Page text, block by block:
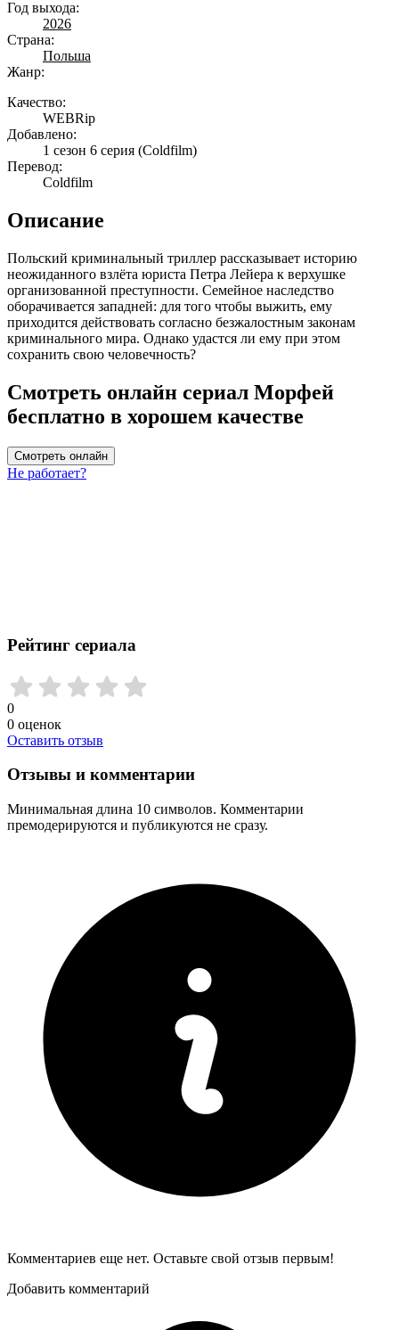
Год выхода:
2026
Страна:
Польша
Жанр:
Качество:
WEBRip
Добавлено:
1 сезон 6 серия (Coldfilm)
Перевод:
Coldfilm
Описание
Польский криминальный триллер рассказывает историю
неожиданного взлёта юриста Петра Лейера к верхушке
организованной преступности. Семейное наследство
оборачивается западней: для того чтобы выжить, ему
приходится действовать согласно безжалостным законам
криминального мира. Однако удастся ли ему при этом
сохранить свою человечность?
Смотреть онлайн сериал Морфей
бесплатно в хорошем качестве
Смотреть онлайн
Не работает?
Рейтинг сериала
0
0 оценок
Оставить отзыв
Отзывы и комментарии
Минимальная длина 10 символов. Комментарии
премодерируются и публикуются не сразу.
Комментариев еще нет. Оставьте свой отзыв первым!
Добавить комментарий